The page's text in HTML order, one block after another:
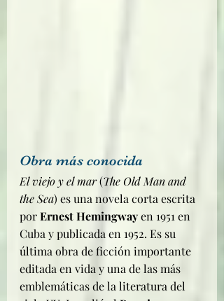
Obra más conocida
El viejo y el mar (The Old Man and
the Sea) es una novela corta escrita
por Ernest Hemingway en 1951 en
Cuba y publicada en 1952. Es su
última obra de ficción importante
editada en vida y una de las más
emblemáticas de la literatura del